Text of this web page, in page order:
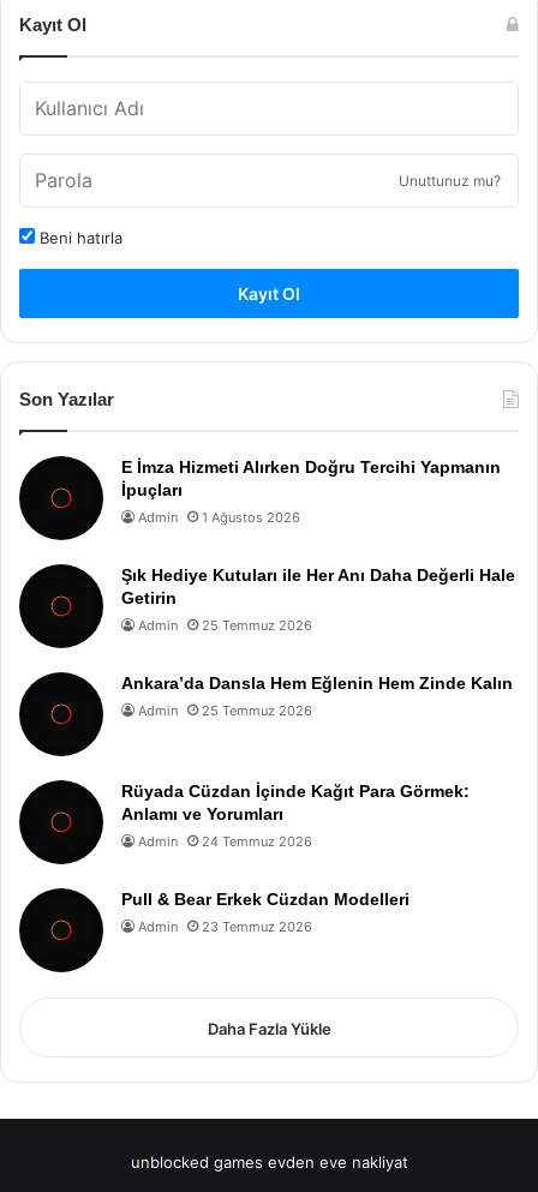
Kayıt Ol
Unuttunuz mu?
Beni hatırla
Kayıt Ol
Son Yazılar
E İmza Hizmeti Alırken Doğru Tercihi Yapmanın
İpuçları
Admin 1 Ağustos 2026
Şık Hediye Kutuları ile Her Anı Daha Değerli Hale
Getirin
Admin 25 Temmuz 2026
Ankara’da Dansla Hem Eğlenin Hem Zinde Kalın
Admin 25 Temmuz 2026
Rüyada Cüzdan İçinde Kağıt Para Görmek:
Anlamı ve Yorumları
Admin 24 Temmuz 2026
Pull & Bear Erkek Cüzdan Modelleri
Admin 23 Temmuz 2026
Daha Fazla Yükle
unblocked games evden eve nakliyat